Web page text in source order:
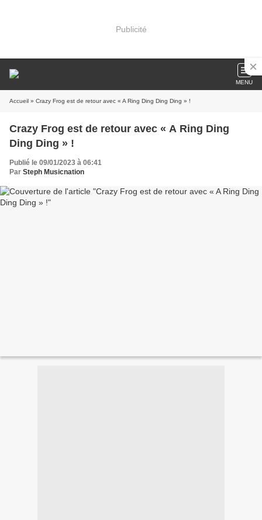
Publicité
MENU
Accueil » Crazy Frog est de retour avec « A Ring Ding Ding Ding » !
Crazy Frog est de retour avec « A Ring Ding
Ding Ding » !
Publié le 09/01/2023 à 06:41
Par Steph Musicnation